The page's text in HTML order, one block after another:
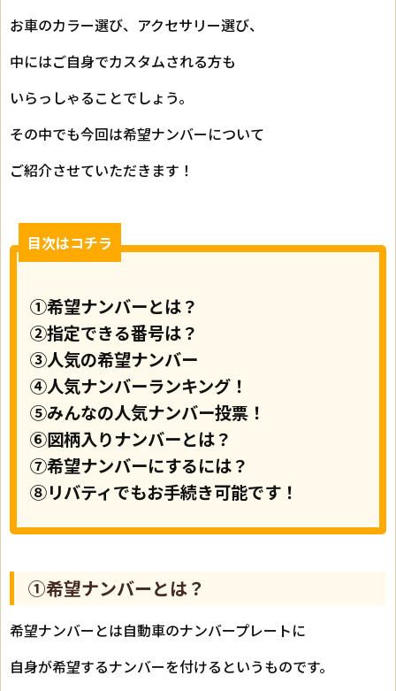
お車のカラー選び、アクセサリー選び、
中にはご自身でカスタムされる方も
いらっしゃることでしょう。
その中でも今回は希望ナンバーについて
ご紹介させていただきます！
目次はコチラ
①希望ナンバーとは？
②指定できる番号は？
③人気の希望ナンバー
④人気ナンバーランキング！
⑤みんなの人気ナンバー投票！
⑥図柄入りナンバーとは？
⑦希望ナンバーにするには？
⑧リバティでもお手続き可能です！
①希望ナンバーとは？
希望ナンバーとは自動車のナンバープレートに
自身が希望するナンバーを付けるというものです。